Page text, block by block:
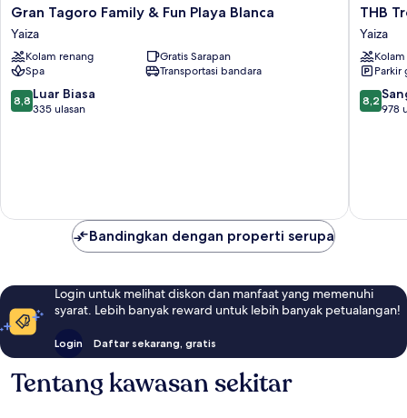
Gran
Tagoro
Family
&
Fun
Playa
Blanca
Gran Tagoro Family & Fun Playa Blanca
Yaiza
Kolam renang
Gratis Sarapan
Spa
Transportasi bandara
8.8
dari
8,8 Luar Biasa
335 ulasan
THB
Tropical
Island
Yaiza
THB
Yaiza
Parkir
8.2
dari
8,2
978
Bandingkan dengan properti serupa
Login untuk melihat diskon dan manfaat yang memenuhi
syarat. Lebih banyak reward untuk lebih banyak petualangan!
Login Daftar sekarang, gratis
Tentang kawasan sekitar